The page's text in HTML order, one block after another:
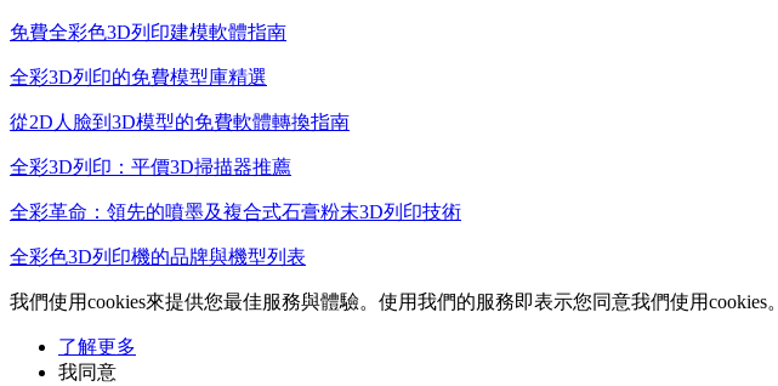
免費全彩色3D列印建模軟體指南
全彩3D列印的免費模型庫精選
從2D人臉到3D模型的免費軟體轉換指南
全彩3D列印：平價3D掃描器推薦
全彩革命：領先的噴墨及複合式石膏粉末3D列印技術
全彩色3D列印機的品牌與機型列表
我們使用cookies來提供您最佳服務與體驗。使用我們的服務即表示您同意我們使用cookies。
了解更多
我同意